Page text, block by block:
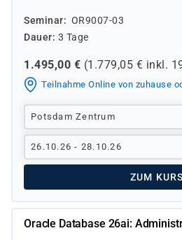
Seminar
OR9007-03
Dauer 3 Tage
1.495,00 € (1.779,05 € inkl.
Teilnahme Online von zuhause
Potsdam Zentrum
26.10.26 - 28.10.26
ZUM KURS
Oracle Database 26ai: